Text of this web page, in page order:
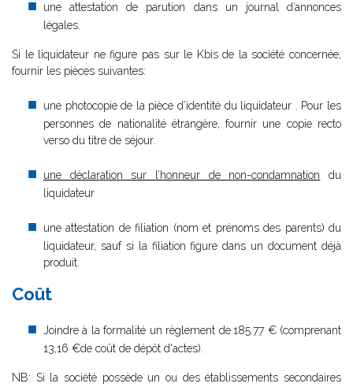
une attestation de parution dans un journal d’annonces
légales.
Si le liquidateur ne figure pas sur le Kbis de la société concernée,
fournir les pièces suivantes:
une photocopie de la pièce d’identité du liquidateur . Pour les
personnes de nationalité étrangère, fournir une copie recto
verso du titre de séjour.
une déclaration sur l’honneur de non-condamnation du
liquidateur
une attestation de filiation (nom et prénoms des parents) du
liquidateur, sauf si la filiation figure dans un document déjà
produit.
Coût
Joindre à la formalité un règlement de 185.77 € (comprenant
13,16 €de coût de dépôt d'actes).
NB: Si la société possède un ou des établissements secondaires